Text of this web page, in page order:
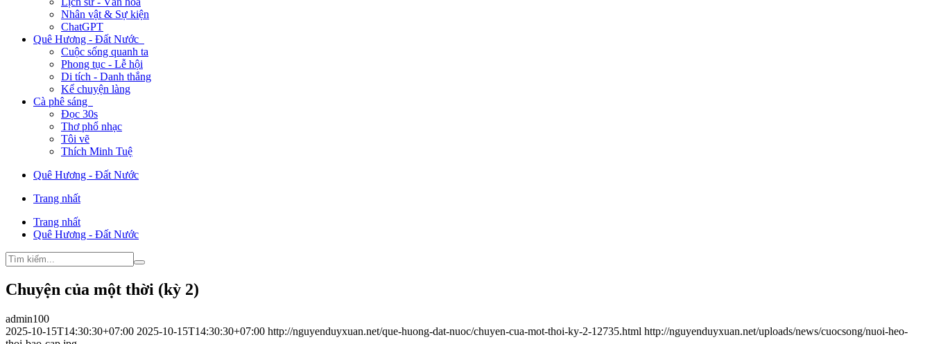
Nhân vật & Sự kiện
ChatGPT
Quê Hương - Đất Nước
Cuộc sống quanh ta
Phong tục - Lễ hội
Di tích - Danh thắng
Kể chuyện làng
Cà phê sáng
Đọc 30s
Thơ phổ nhạc
Tôi vẽ
Thích Minh Tuệ
Quê Hương - Đất Nước
Trang nhất
Trang nhất
Quê Hương - Đất Nước
Chuyện của một thời (kỳ 2)
admin100
2025-10-15T14:30:30+07:00 2025-10-15T14:30:30+07:00 http://nguyenduyxuan.net/que-huong-dat-nuoc/chuyen-cua-mot-thoi-ky-2-12735.html http://nguyenduyxuan.net/uploads/news/cuocsong/nuoi-heo-